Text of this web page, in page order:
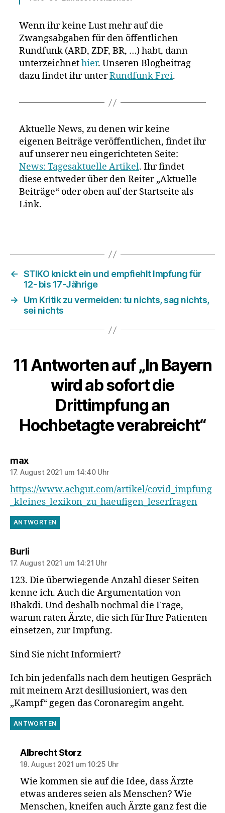
Wenn ihr keine Lust mehr auf die
Zwangsabgaben für den öffentlichen
Rundfunk (ARD, ZDF, BR, …) habt, dann
unterzeichnethier. Unseren Blogbeitrag
dazu findet ihr unterRundfunk Frei.
Aktuelle News, zu denen wir keine
eigenen Beiträge veröffentlichen, findet ihr
auf unserer neu eingerichteten Seite:
News: Tagesaktuelle Artikel. Ihr findet
diese entweder über den Reiter „Aktuelle
Beiträge“ oder oben auf der Startseite als
Link.
← STIKO knickt ein und empfiehlt Impfung für
12- bis 17-Jährige
→
Um Kritik zu vermeiden: tu nichts, sag nichts,
sei nichts
11 Antworten auf „In Bayern
wird ab sofort die
Drittimpfung an
Hochbetagte verabreicht“
maxsagt:
17. August 2021 um 14:40 Uhr
https://www.achgut.com/artikel/covid_impfung
_kleines_lexikon_zu_haeufigen_leserfragen
ANTWORTEN
Burlisagt:
17. August 2021 um 14:21 Uhr
123. Die überwiegende Anzahl dieser Seiten
kenne ich. Auch die Argumentation von
Bhakdi. Und deshalb nochmal die Frage,
warum raten Ärzte, die sich für Ihre Patienten
einsetzen, zur Impfung.
Sind Sie nicht Informiert?
Ich bin jedenfalls nach dem heutigen Gespräch
mit meinem Arzt desillusioniert, was den
„Kampf“ gegen das Coronaregim angeht.
ANTWORTEN
Albrecht Storzsagt:
18. August 2021 um 10:25 Uhr
Wie kommen sie auf die Idee, dass Ärzte
etwas anderes seien als Menschen? Wie
Menschen, kneifen auch Ärzte ganz fest die